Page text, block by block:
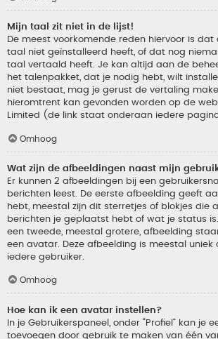
Mijn taal zit niet in de lijst!
De meest voorkomende reden hiervoor is dat
taal niet geïnstalleerd heeft, of dat nog
taal vertaald heeft. Je kan altijd aan de
het talenpakket, dat je nodig hebt, wilt
niet bestaat, mag je gerust de vertaling
hieromtrent kan gevonden worden op de
Limited (de link staat onderaan iedere
Omhoog
Wat zijn de afbeeldingen naast mijn
Er kunnen 2 afbeeldingen bij een
berichten leest. De eerste afbeelding geeft
hebt, meestal zijn dit sterretjes of blokjes die
berichten je geplaatst hebt of wat je status
een tweede, meestal grotere, afbeelding
een avatar. Deze afbeelding is meestal uniek
iedere gebruiker.
Omhoog
Hoe kan ik een avatar instellen?
In je Gebruikerspaneel, onder “Profiel” kan je
toevoegen door gebruik te maken van één